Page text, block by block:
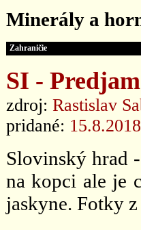
Minerály a
Zahraničie
SI -
zdroj: Rastislav
pridané: 15.8.2018
Slovinský hrad
na kopci ale je
jaskyne. Fotky